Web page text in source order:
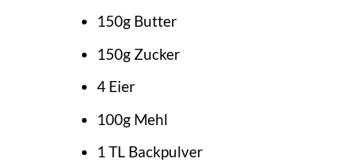
150g Butter
150g Zucker
4 Eier
100g Mehl
1 TL Backpulver